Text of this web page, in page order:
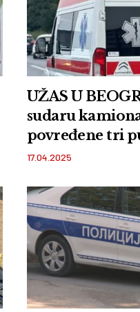
UŽAS U
sudaru
povređene tri
jedna ispala iz
17.04.2025